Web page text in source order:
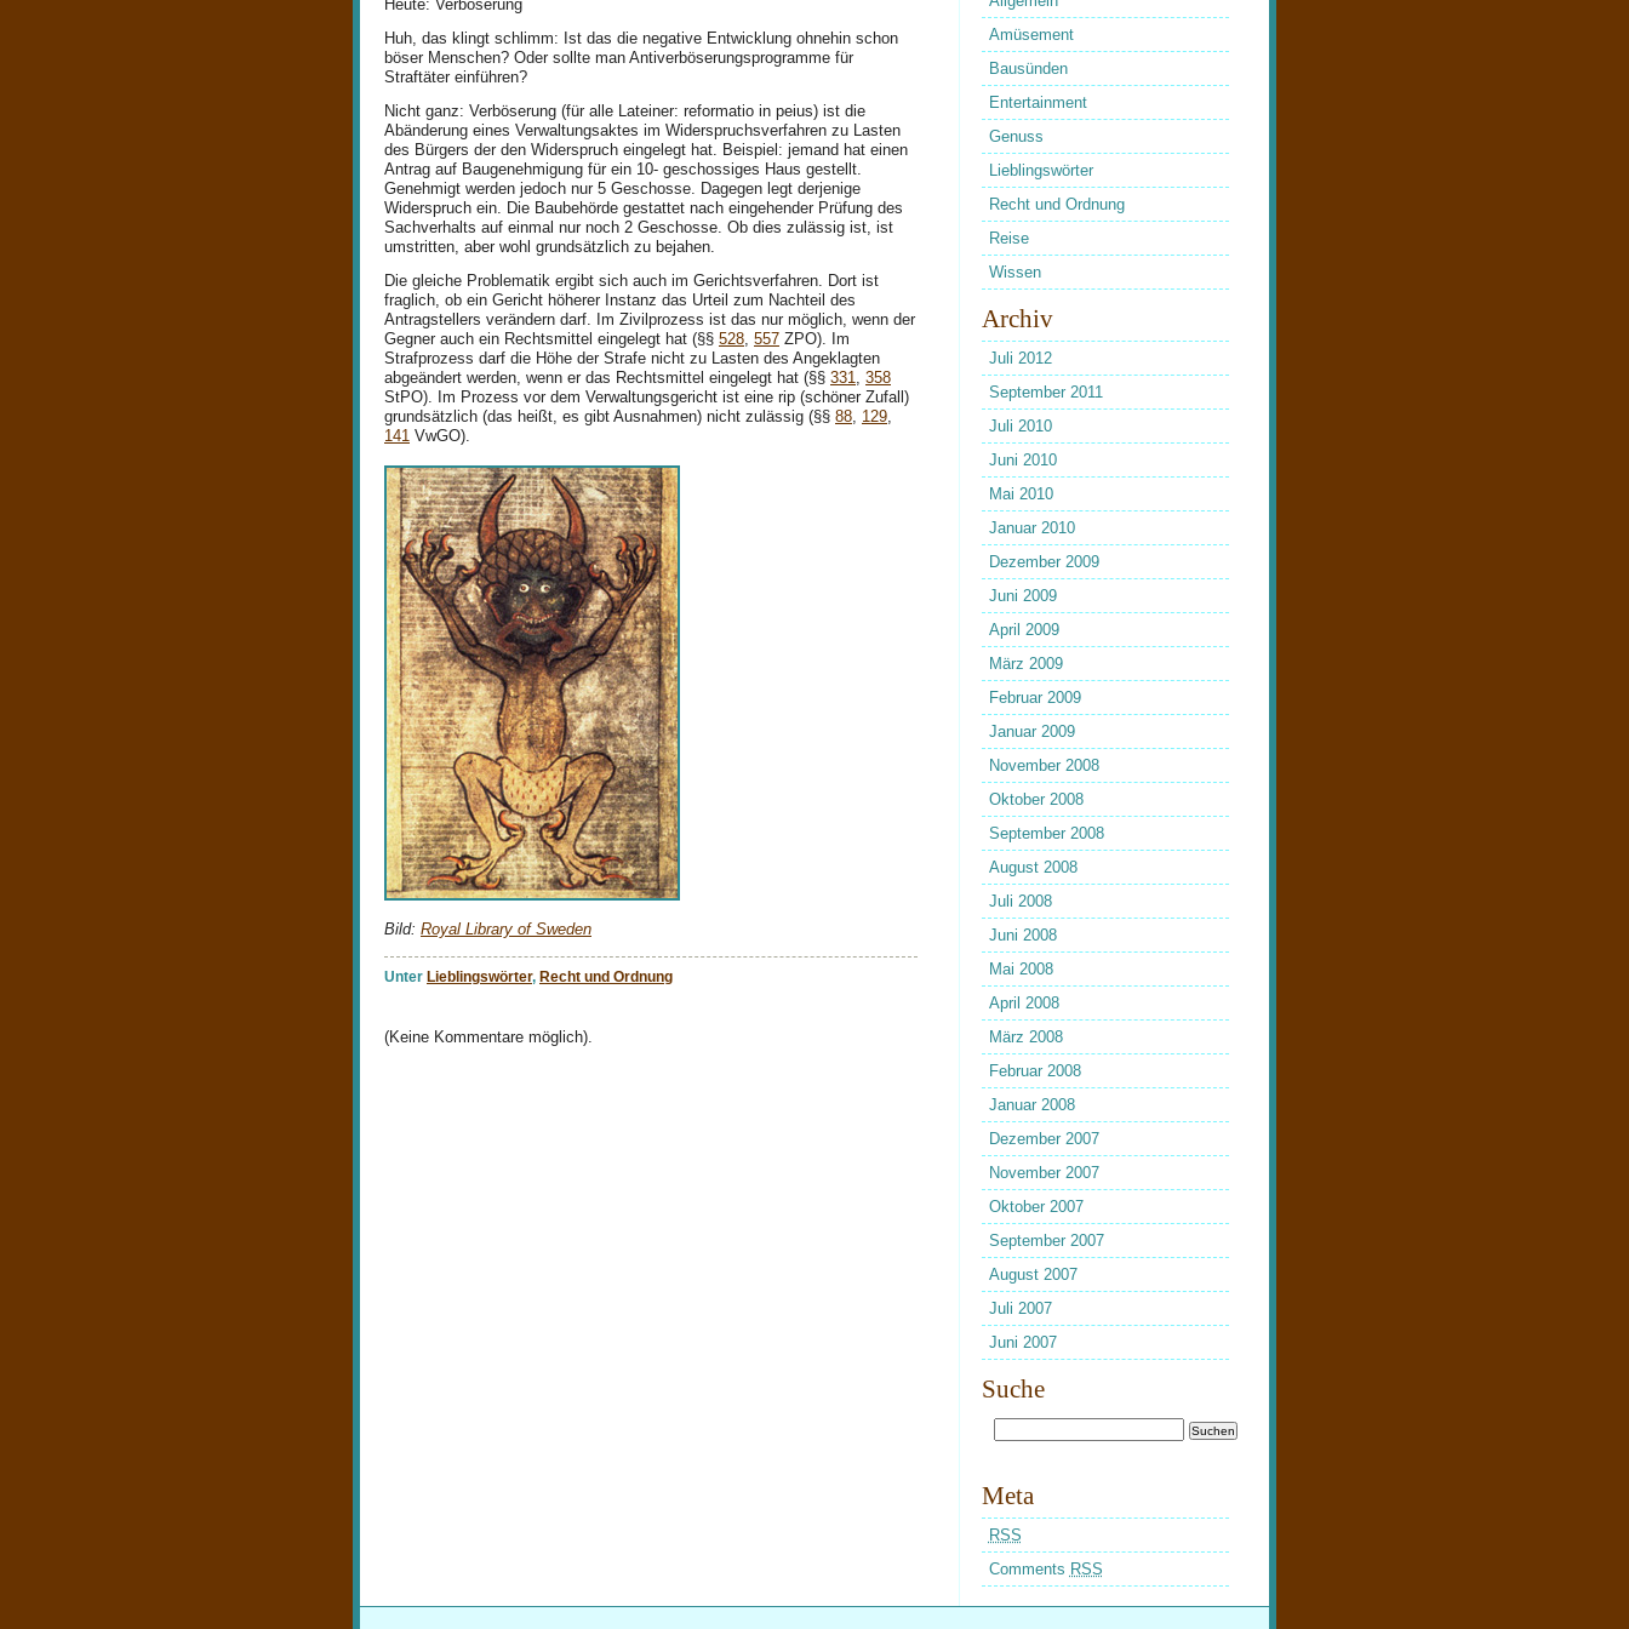
Heute: Verböserung
Huh, das klingt schlimm: Ist das die negative Entwicklung ohnehin schon
böser Menschen? Oder sollte man Antiverböserungsprogramme für
Straftäter einführen?
Nicht ganz: Verböserung (für alle Lateiner: reformatio in peius) ist die
Abänderung eines Verwaltungsaktes im Widerspruchsverfahren zu Lasten
des Bürgers der den Widerspruch eingelegt hat. Beispiel: jemand hat einen
Antrag auf Baugenehmigung für ein 10- geschossiges Haus gestellt.
Genehmigt werden jedoch nur 5 Geschosse. Dagegen legt derjenige
Widerspruch ein. Die Baubehörde gestattet nach eingehender Prüfung des
Sachverhalts auf einmal nur noch 2 Geschosse. Ob dies zulässig ist, ist
umstritten, aber wohl grundsätzlich zu bejahen.
Die gleiche Problematik ergibt sich auch im Gerichtsverfahren. Dort ist
fraglich, ob ein Gericht höherer Instanz das Urteil zum Nachteil des
Antragstellers verändern darf. Im Zivilprozess ist das nur möglich, wenn der
Gegner auch ein Rechtsmittel eingelegt hat (§§ 528 557 ZPO). Im
Strafprozess darf die Höhe der Strafe nicht zu Lasten des Angeklagten
abgeändert werden, wenn er das Rechtsmittel eingelegt hat (§§ 331
358
StPO). Im Prozess vor dem Verwaltungsgericht ist eine rip (schöner Zufall)
grundsätzlich (das heißt, es gibt Ausnahmen) nicht zulässig (§§ 88 129
141 VwGO).
Bild: Royal Library of Sweden
Unter Lieblingswörter, Recht und Ordnung
(Keine Kommentare möglich).
Amüsement
Bausünden
Entertainment
Genuss
Lieblingswörter
Recht und Ordnung
Reise
Wissen
Archiv
Juli 2012
September 2011
Juli 2010
Juni 2010
Mai 2010
Januar 2010
Dezember 2009
Juni 2009
April 2009
März 2009
Februar 2009
Januar 2009
November 2008
Oktober 2008
September 2008
August 2008
Juli 2008
Juni 2008
Mai 2008
April 2008
März 2008
Februar 2008
Januar 2008
Dezember 2007
November 2007
Oktober 2007
September 2007
August 2007
Juli 2007
Juni 2007
Suche
Meta
RSS
Comments RSS